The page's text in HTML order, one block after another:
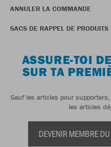
ANNULER LA COMMANDE
SACS DE RAPPEL DE PRODUITS
ASSURE-TOI
SUR TA
Sauf les articles pour
les articles
DEVENIR MEMBRE